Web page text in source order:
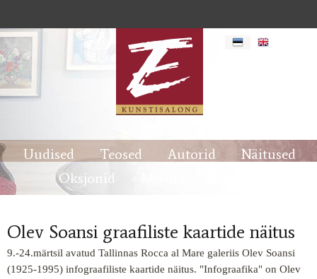
on Olev Soansi enese poolt kasutusele võetud termin, m. .
aastani (1981-86) *Poolteist sajandit arhitektuurimälestiste
restaureerimist Eestis (1983-85) *Lahemaa rahvuspark (1984-86)
*Läänemeresoomlased (1985) *Eesti koorilaulu arengulugu
Uudised Teosed Autorid
Näitused
Oksjonid
Olev Soansi graafiliste kaartide näitus
9.-24.märtsil avatud Tallinnas Rocca al Mare galeriis Olev Soansi
(1925-1995) infograafiliste kaartide näitus. "Infograafika" on Olev